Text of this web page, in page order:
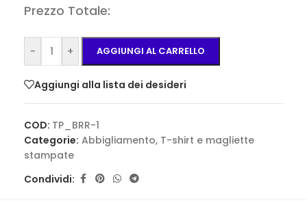
Prezzo Totale:
- + AGGIUNGI AL CARRELLO
Aggiungi alla lista dei desideri
COD: TP_BRR-1
Categorie: Abbigliamento, T-shirt e magliette
stampate
Condividi: